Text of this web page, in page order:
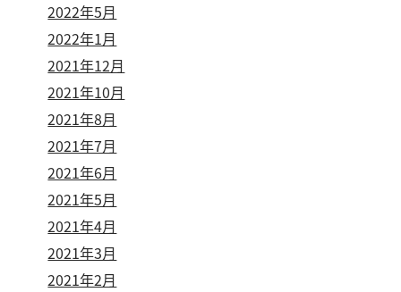
2022年5月
2022年1月
2021年12月
2021年10月
2021年8月
2021年7月
2021年6月
2021年5月
2021年4月
2021年3月
2021年2月